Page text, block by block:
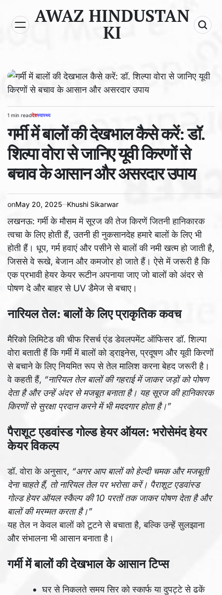
content
AWAZ HINDUSTAN
KI
Estimated
time
1 min readPOSTED
IN
देशस्वास्थ्य
गर्मी में बालों की देखभाल कैसे करें: डॉ.
शिल्पा वोरा से जानिए यूवी किरणों से
बचाव के आसान और असरदार उपाय
onMay 20, 2025 Khushi Sikarwar
लखनऊ: गर्मी के मौसम में सूरज की तेज किरणें जितनी हानिकारक
त्वचा के लिए होती हैं, उतनी ही नुकसानदेह हमारे बालों के लिए भी
होती हैं। धूप, गर्म हवाएं और पसीने से बालों की नमी खत्म हो जाती है,
जिससे वे रूखे, बेजान और कमजोर हो जाते हैं। ऐसे में जरूरी है कि
एक प्रभावी हेयर केयर रूटीन अपनाया जाए जो बालों को अंदर से
पोषण दे और बाहर से UV डैमेज से बचाए।
नारियल तेल: बालों के लिए प्राकृतिक कवच
मैरिको लिमिटेड की चीफ रिसर्च एंड डेवलपमेंट ऑफिसर डॉ. शिल्पा
वोरा बताती हैं कि गर्मी में बालों को ड्राइनेस, प्रदूषण और यूवी किरणों
से बचाने के लिए नियमित रूप से तेल मालिश करना बेहद जरूरी है।
वे कहती हैं, “नारियल तेल बालों की गहराई में जाकर जड़ों को पोषण
देता है और उन्हें अंदर से मजबूत बनाता है। यह सूरज की हानिकारक
किरणों से सुरक्षा प्रदान करने में भी मददगार होता है।”
पैराशूट एडवांस्ड गोल्ड हेयर ऑयल: भरोसेमंद हेयर
केयर विकल्प
डॉ. वोरा के अनुसार, “अगर आप बालों को हेल्दी चमक और मजबूती
देना चाहते हैं, तो नारियल तेल पर भरोसा करें। पैराशूट एडवांस्ड
गोल्ड हेयर ऑयल स्कैल्प की 10 परतों तक जाकर पोषण देता है और
बालों की मरम्मत करता है।”
यह तेल न केवल बालों को टूटने से बचाता है, बल्कि उन्हें सुलझाना
और संभालना भी आसान बनाता है।
गर्मी में बालों की देखभाल के आसान टिप्स
घर से निकलते समय सिर को स्कार्फ या दुपट्टे से ढकें